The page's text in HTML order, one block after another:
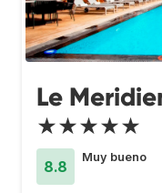
Le
★★★★★
8.8
Muy bueno